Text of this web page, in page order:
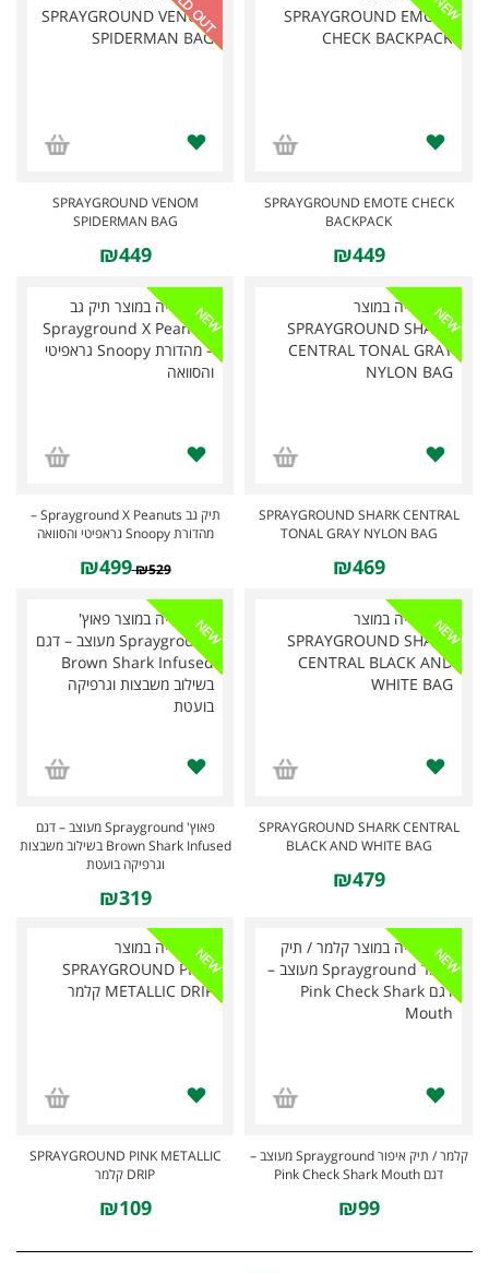
NEW
SPRAYGROUND EMOTE CHECK
BACKPACK
₪449
SPRAYGROUND VENOM
SPIDERMAN BAG
₪449
NEW
SPRAYGROUND SHARK CENTRAL
TONAL GRAY NYLON BAG
₪469
NEW
תיק גב Sprayground X Peanuts –
מהדורת Snoopy גראפיטי והסוואה
₪529
₪499
NEW
SPRAYGROUND SHARK CENTRAL
BLACK AND WHITE BAG
₪479
NEW
פאוץ' Sprayground מעוצב – דגם
Brown Shark Infused בשילוב משבצות
וגרפיקה בועטת
₪319
NEW
קלמר / תיק איפור Sprayground מעוצב –
דגם Pink Check Shark Mouth
₪99
NEW
SPRAYGROUND PINK METALLIC
DRIP קלמר
₪109